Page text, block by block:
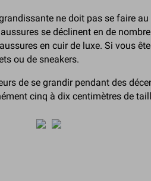
ne doit pas se faire
se déclinent en de
en cuir de luxe. Si vous
ou de sneakers.
de se grandir pendant des
cinq à dix centimètres de